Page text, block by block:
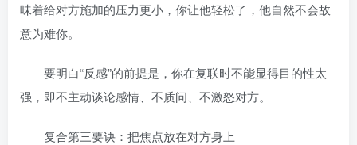
味着给对方施加的压力更小，你让他轻松了，他自然不会故
意为难你。
要明白“反感”的前提是，你在复联时不能显得目的性太
强，即不主动谈论感情、不质问、不激怒对方。
复合第三要诀：把焦点放在对方身上